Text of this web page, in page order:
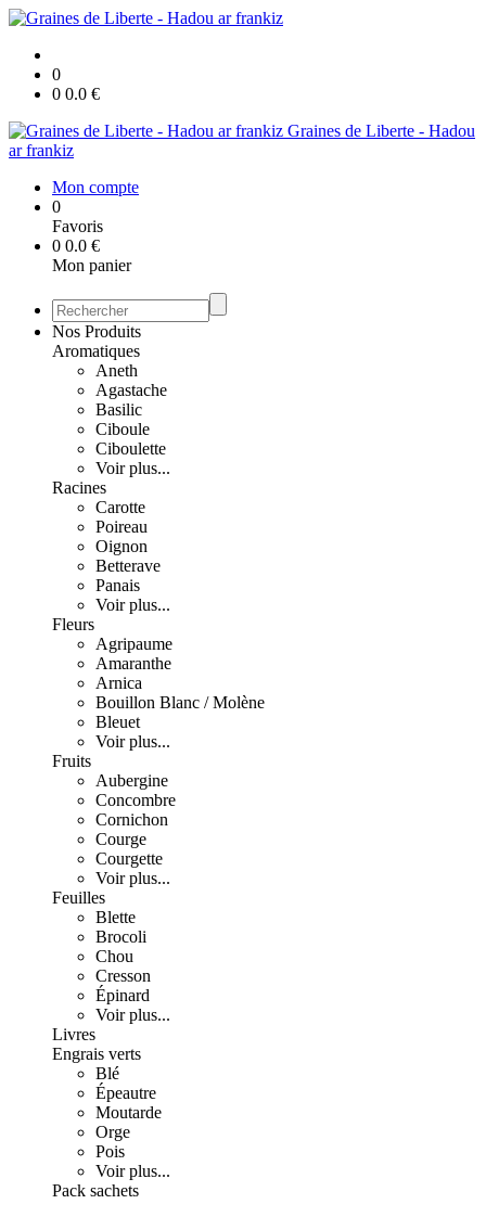
0
0 0.0 €
Graines de Liberte - Hadou
ar frankiz
Mon compte
0
Favoris
0 0.0 €
Mon panier
Nos Produits
Aromatiques
Aneth
Agastache
Basilic
Ciboule
Ciboulette
Voir plus...
Racines
Carotte
Poireau
Oignon
Betterave
Panais
Voir plus...
Fleurs
Agripaume
Amaranthe
Arnica
Bouillon Blanc / Molène
Bleuet
Voir plus...
Fruits
Aubergine
Concombre
Cornichon
Courge
Courgette
Voir plus...
Feuilles
Blette
Brocoli
Chou
Cresson
Épinard
Voir plus...
Livres
Engrais verts
Blé
Épeautre
Moutarde
Orge
Pois
Voir plus...
Pack sachets